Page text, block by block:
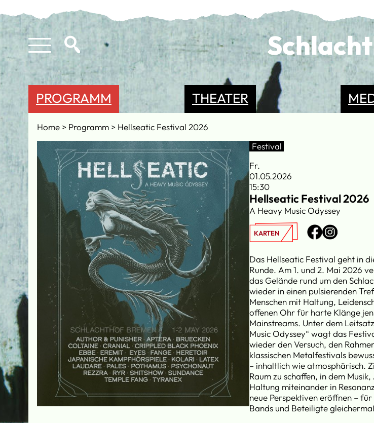
PROGRAMM THEATER
Home Programm
Hellseatic Festival 2026
Festival
Fr.
01.05.2026
15:30
Hellseatic Festival 2026
A Heavy Music Odyssey
KARTEN
Das Hellseatic Festival geht in
Runde. Am 1. und 2. Mai 2026
das Gelände rund um den
wieder in einen pulsierenden
Menschen mit Haltung,
offenen Ohr für harte Klänge
Mainstreams. Unter dem
Music Odyssey“ wagt das
wieder den Versuch, den
klassischen Metalfestivals
– inhaltlich wie atmosphärisch.
Raum zu schaffen, in dem
Haltung miteinander in
neue Perspektiven eröffnen – für
Bands und Beteiligte